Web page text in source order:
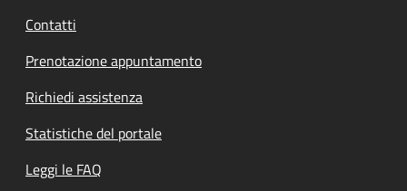
Contatti
Prenotazione appuntamento
Richiedi assistenza
Statistiche del portale
Leggi le FAQ